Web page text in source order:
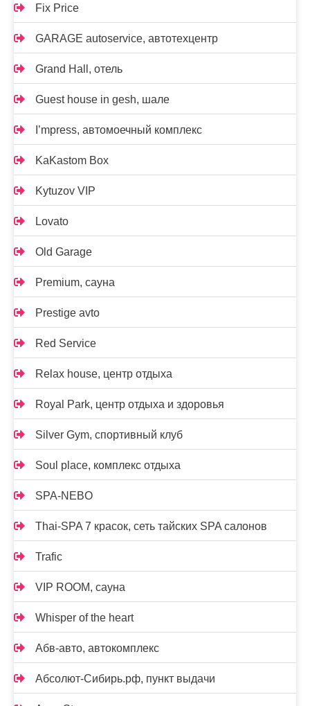
Fix Price
GARAGE autoservice, автотехцентр
Grand Hall, отель
Guest house in gesh, шале
I’mpress, автомоечный комплекс
KaKastom Box
Kytuzov VIP
Lovato
Old Garage
Premium, сауна
Prestige avto
Red Service
Relax house, центр отдыха
Royal Park, центр отдыха и здоровья
Silver Gym, спортивный клуб
Soul place, комплекс отдыха
SPA-NEBO
Thai-SPA 7 красок, сеть тайских SPA салонов
Trafic
VIP ROOM, сауна
Whisper of the heart
Абв-авто, автокомплекс
Абсолют-Сибирь.рф, пункт выдачи